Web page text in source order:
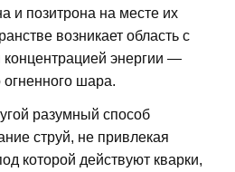
и позитрона на месте их
возникает область с
энергии —
огненного шара.
разумный способ
струй, не привлекая
которой действуют кварки,